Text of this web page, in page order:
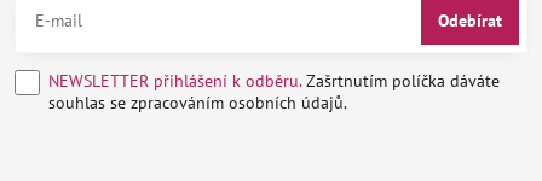
Odebírat
NEWSLETTER přihlášení k odběru.Zašrtnutím políčka dáváte
souhlas se zpracováním osobních údajů.